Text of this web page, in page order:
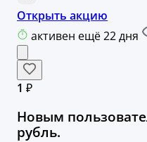
Открыть акцию
активен ещё 22 дня
1 ₽
Новым
рубль.